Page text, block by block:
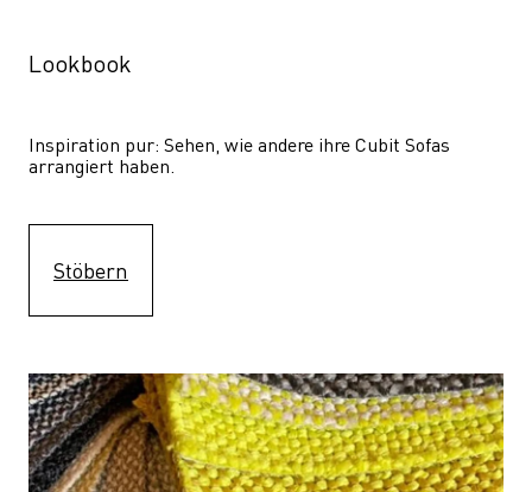
Lookbook
Inspiration pur: Sehen, wie andere ihre Cubit Sofas
arrangiert haben.
Stöbern